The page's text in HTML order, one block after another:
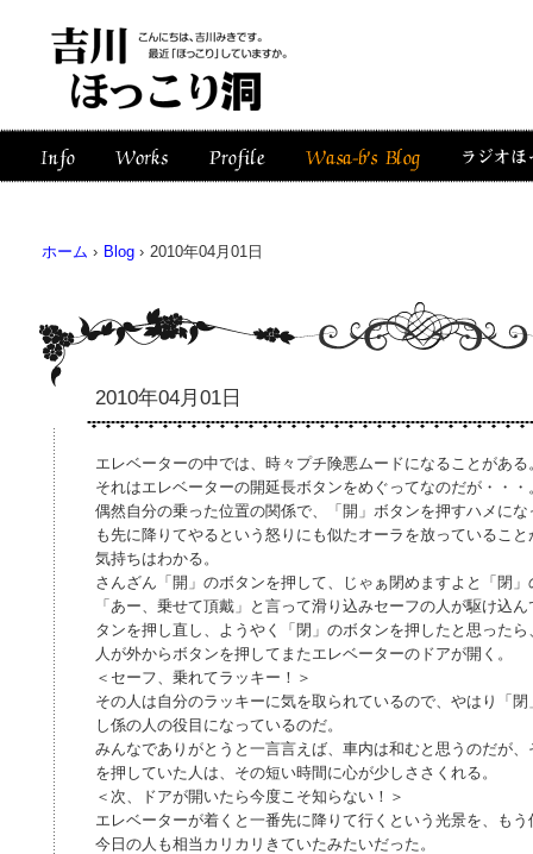
ホーム › Blog › 2010年04月01日
2010年04月01日
エレベーターの中では、時々プチ険悪ムードになることがある
それはエレベーターの開延長ボタンをめぐってなのだが・・・
偶然自分の乗った位置の関係で、「開」ボタンを押すハメに
も先に降りてやるという怒りにも似たオーラを放っているこ
気持ちはわかる。
さんざん「開」のボタンを押して、じゃぁ閉めますよと「閉
「あー、乗せて頂戴」と言って滑り込みセーフの人が駆け込
タンを押し直し、ようやく「閉」のボタンを押したと思った
人が外からボタンを押してまたエレベーターのドアが開く。
＜セーフ、乗れてラッキー！＞
その人は自分のラッキーに気を取られているので、やはり「
し係の人の役目になっているのだ。
みんなでありがとうと一言言えば、車内は和むと思うのだが
を押していた人は、その短い時間に心が少しささくれる。
＜次、ドアが開いたら今度こそ知らない！＞
エレベーターが着くと一番先に降りて行くという光景を、も
今日の人も相当カリカリきていたみたいだった。